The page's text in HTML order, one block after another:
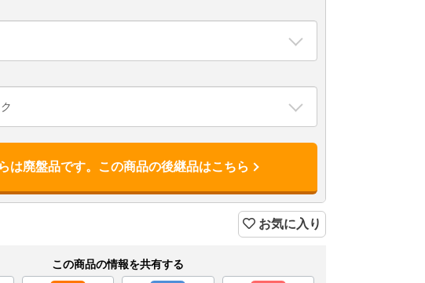
は廃盤品です。この商品の後継品はこちら
お気に入り
この商品の情報を共有する